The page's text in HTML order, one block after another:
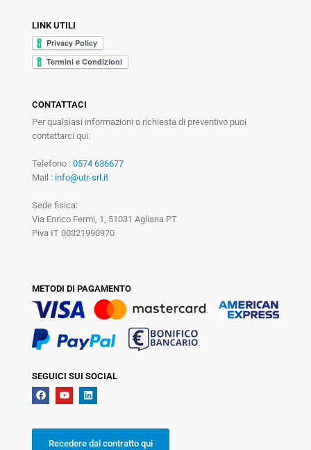
LINK UTILI
CONTATTACI
Per qualsiasi informazioni o richiesta di preventivo puoi
contattarci qui:
Telefono : 0574 636677
Mail : info@utr-srl.it
Sede fisica:
Via Enrico Fermi, 1, 51031 Agliana PT
Piva IT 00321990970
METODI DI PAGAMENTO
SEGUICI SUI SOCIAL
Recedere dal contratto qui